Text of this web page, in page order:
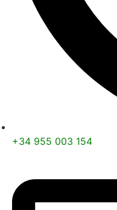
+34 955 003 154